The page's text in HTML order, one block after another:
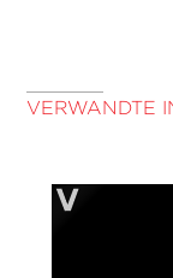
VERWANDTE